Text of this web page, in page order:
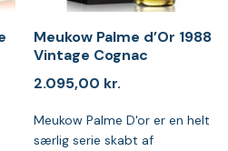
Meukow Palme d’Or 1988
Vintage Cognac
2.095,00 kr.
Meukow Palme D'or er en helt
særlig serie skabt af